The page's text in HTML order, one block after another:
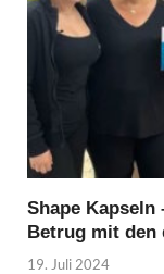
Shape Kapseln
Betrug mit den
19. Juli 2024